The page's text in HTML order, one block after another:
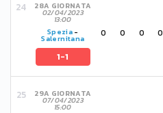
28A GIORNATA
02/04/2023
13:00
Spezia -
Salernitana
1-1
0 0 0 0
29A GIORNATA
07/04/2023
15:00